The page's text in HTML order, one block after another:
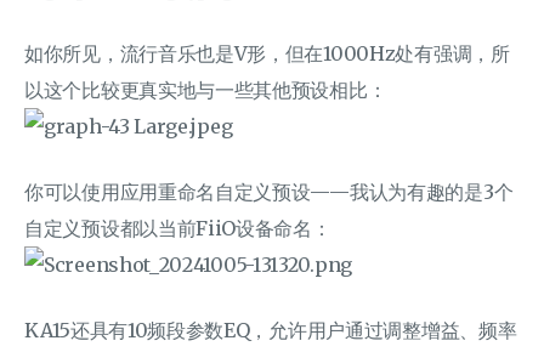
如你所见，流行音乐也是V形，但在1000Hz处有强调，所
以这个比较更真实地与一些其他预设相比：
你可以使用应用重命名自定义预设——我认为有趣的是3个
自定义预设都以当前FiiO设备命名：
KA15还具有10频段参数EQ，允许用户通过调整增益、频率